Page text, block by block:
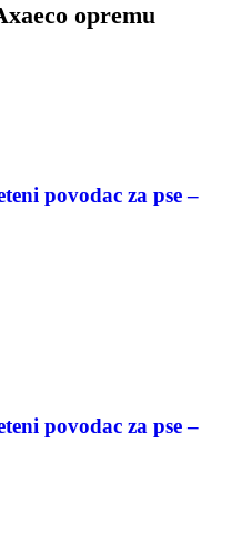
opremu
povodac za pse –
povodac za pse –